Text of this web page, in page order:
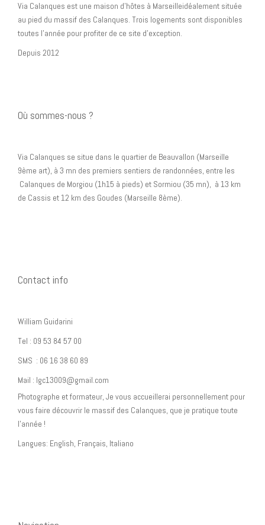
Via Calanques est une maison d’hôtes à Marseilleidéalement située
au pied du massif des Calanques. Trois logements sont disponibles
toutes l’année pour profiter de ce site d’exception.
Depuis 2012
Où sommes-nous ?
Via Calanques se situe dans le quartier de Beauvallon (Marseille
9ème art), à 3 mn des premiers sentiers de randonnées, entre les
Calanques de Morgiou (1h15 à pieds) et Sormiou (35 mn), à 13 km
de Cassis et 12 km des Goudes (Marseille 8ème).
Contact info
William Guidarini
Tel : 09 53 84 57 00
SMS : 06 16 38 60 89
Mail : lgc13009@gmail.com
Photographe et formateur, Je vous accueillerai personnellement pour
vous faire découvrir le massif des Calanques, que je pratique toute
l’année !
Langues: English, Français, Italiano